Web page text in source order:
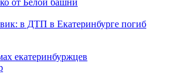
от Белой башни
в ДТП в Екатеринбурге погиб
екатеринбуржцев